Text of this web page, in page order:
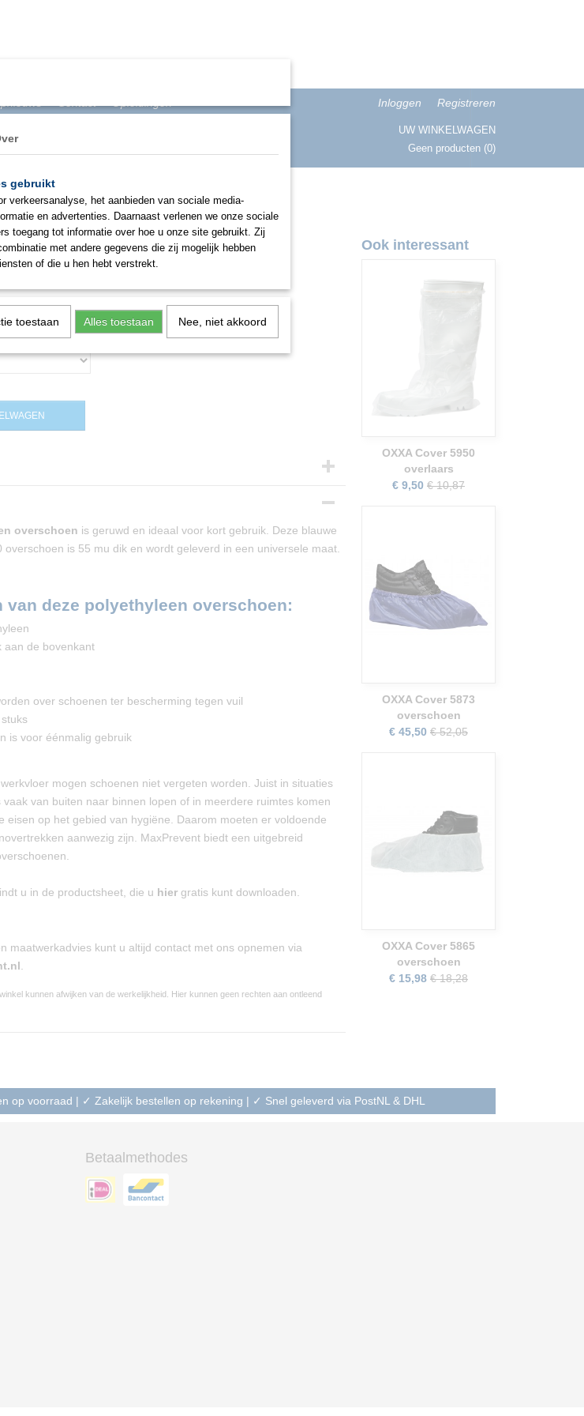
Inloggen Registreren
UW WINKELWAGEN
Geen producten (0)
EHBO PBM SIGNALISATIE
5870 overschoen
overschoen is geruwd en ideaal voor kort gebruik. Deze blauwe
overschoen is 55 mu dik en wordt geleverd in een universele maat.
van deze polyethyleen overschoen:
aan de bovenkant
over schoenen ter bescherming tegen vuil
is voor éénmalig gebruik
mogen schoenen niet vergeten worden. Juist in situaties
van buiten naar binnen lopen of in meerdere ruimtes komen
eisen op het gebied van hygiëne. Daarom moeten er voldoende
aanwezig zijn. MaxPrevent biedt een uitgebreid
u in de productsheet, die u hier gratis kunt downloaden.
maatwerkadvies kunt u altijd contact met ons opnemen via
kunnen afwijken van de werkelijkheid. Hier kunnen geen rechten aan ontleend
Ook interessant
OXXA Cover 5950
overlaars
€ 9,50 € 10,87
OXXA Cover 5873
overschoen
€ 45,50 € 52,05
OXXA Cover 5865
overschoen
€ 15,98 € 18,28
op voorraad | ✓ Zakelijk bestellen op rekening | ✓ Snel geleverd via PostNL & DHL
Betaalmethodes
gebruikt
verkeersanalyse, het aanbieden van sociale media-
en advertenties. Daarnaast verlenen we onze sociale
toegang tot informatie over hoe u onze site gebruikt. Zij
met andere gegevens die zij mogelijk hebben
of die u hen hebt verstrekt.
toestaan Alles toestaan Nee, niet akkoord